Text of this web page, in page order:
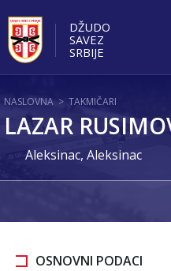
DŽUDO
SAVEZ
SRBIJE
NASLOVNA > TAKMIČARI
LAZAR
Aleksinac, Aleksinac
OSNOVNI PODACI